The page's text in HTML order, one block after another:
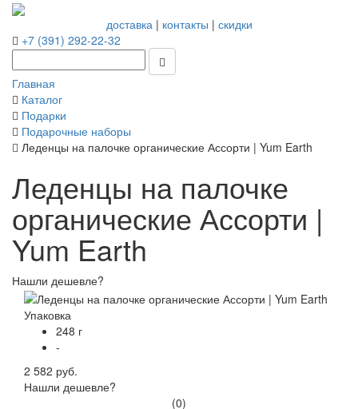
доставка| контакты | скидки
+7 (391) 292-22-32
Главная
Каталог
Подарки
Подарочные наборы
Леденцы на палочке органические Ассорти | Yum Earth
Леденцы на палочке
органические Ассорти |
Yum Earth
Нашли дешевле?
Упаковка
248 г
-
2 582 руб.
Нашли дешевле?
(0)